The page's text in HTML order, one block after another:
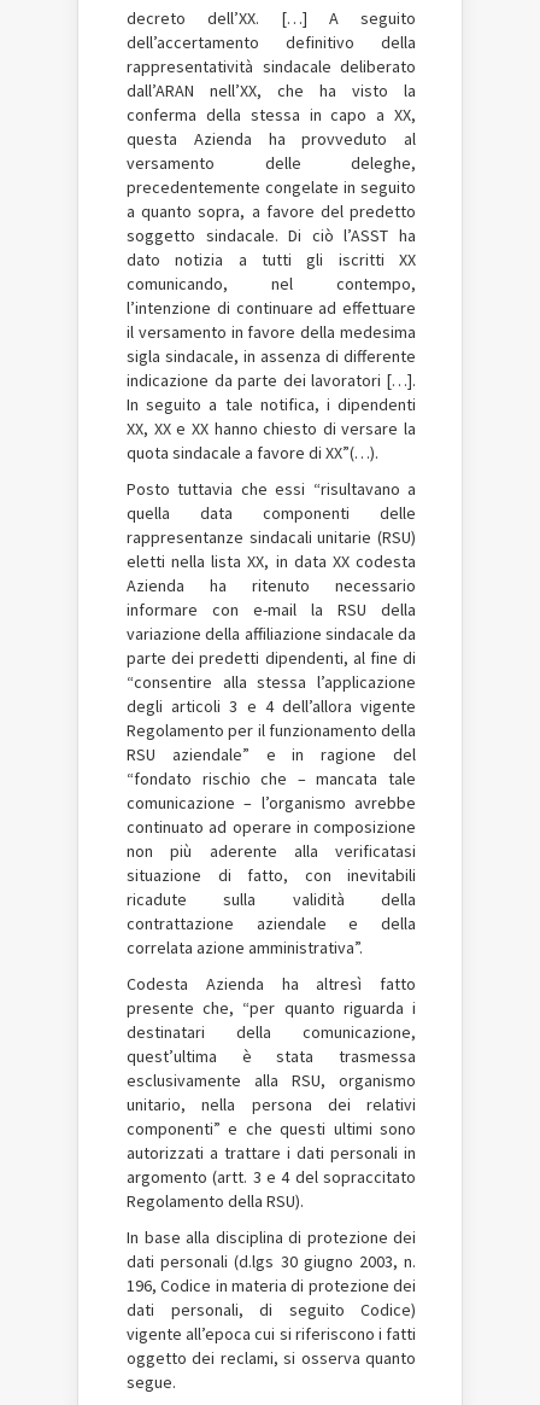
decreto dell’XX. […] A seguito
dell’accertamento definitivo della
rappresentatività sindacale deliberato
dall’ARAN nell’XX, che ha visto la
conferma della stessa in capo a XX,
questa Azienda ha provveduto al
versamento delle deleghe,
precedentemente congelate in seguito
a quanto sopra, a favore del predetto
soggetto sindacale. Di ciò l’ASST ha
dato notizia a tutti gli iscritti XX
comunicando, nel contempo,
l’intenzione di continuare ad effettuare
il versamento in favore della medesima
sigla sindacale, in assenza di differente
indicazione da parte dei lavoratori […].
In seguito a tale notifica, i dipendenti
XX, XX e XX hanno chiesto di versare la
quota sindacale a favore di XX”(…).
Posto tuttavia che essi “risultavano a
quella data componenti delle
rappresentanze sindacali unitarie (RSU)
eletti nella lista XX, in data XX codesta
Azienda ha ritenuto necessario
informare con e-mail la RSU della
variazione della affiliazione sindacale da
parte dei predetti dipendenti, al fine di
“consentire alla stessa l’applicazione
degli articoli 3 e 4 dell’allora vigente
Regolamento per il funzionamento della
RSU aziendale” e in ragione del
“fondato rischio che – mancata tale
comunicazione – l’organismo avrebbe
continuato ad operare in composizione
non più aderente alla verificatasi
situazione di fatto, con inevitabili
ricadute sulla validità della
contrattazione aziendale e della
correlata azione amministrativa”.
Codesta Azienda ha altresì fatto
presente che, “per quanto riguarda i
destinatari della comunicazione,
quest’ultima è stata trasmessa
esclusivamente alla RSU, organismo
unitario, nella persona dei relativi
componenti” e che questi ultimi sono
autorizzati a trattare i dati personali in
argomento (artt. 3 e 4 del sopraccitato
Regolamento della RSU).
In base alla disciplina di protezione dei
dati personali (d.lgs 30 giugno 2003, n.
196, Codice in materia di protezione dei
dati personali, di seguito Codice)
vigente all’epoca cui si riferiscono i fatti
oggetto dei reclami, si osserva quanto
segue.